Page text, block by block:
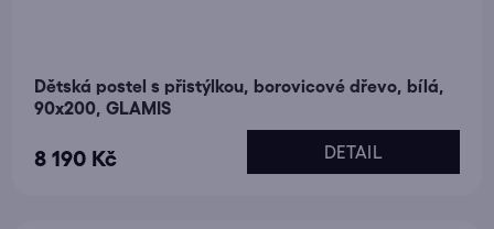
Dětská postel s přistýlkou, borovicové dřevo, bílá,
90x200, GLAMIS
8 190 Kč DETAIL